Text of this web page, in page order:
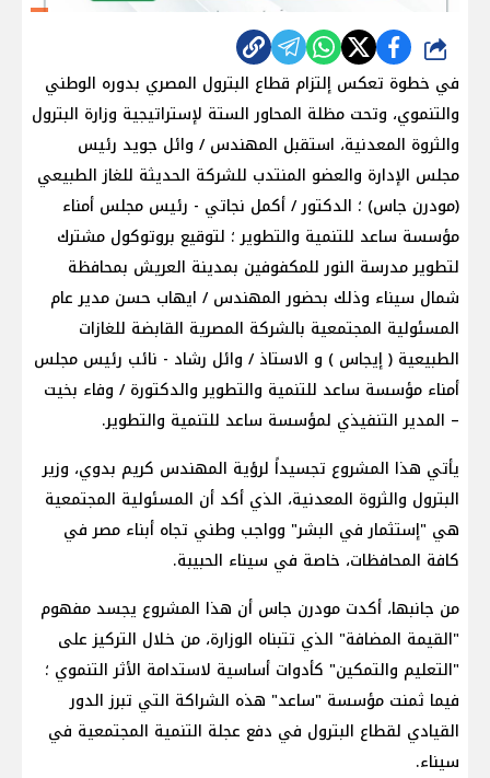
شارك
في خطوة تعكس إلتزام قطاع البترول المصري بدوره الوطني
والتنموي، وتحت مظلة المحاور الستة لإستراتيجية وزارة البترول
والثروة المعدنية، استقبل المهندس / وائل جويد رئيس
مجلس الإدارة والعضو المنتدب للشركة الحديثة للغاز الطبيعي
(مودرن جاس) ؛ الدكتور / أكمل نجاتي - رئيس مجلس أمناء
مؤسسة ساعد للتنمية والتطوير ؛ لتوقيع بروتوكول مشترك
لتطوير مدرسة النور للمكفوفين بمدينة العريش بمحافظة
شمال سيناء وذلك بحضور المهندس / ايهاب حسن مدير عام
المسئولية المجتمعية بالشركة المصرية القابضة للغازات
الطبيعية ( إيجاس ) و الاستاذ / وائل رشاد - نائب رئيس مجلس
أمناء مؤسسة ساعد للتنمية والتطوير والدكتورة / وفاء بخيت
– المدير التنفيذي لمؤسسة ساعد للتنمية والتطوير.
يأتي هذا المشروع تجسيداً لرؤية المهندس كريم بدوي، وزير
البترول والثروة المعدنية، الذي أكد أن المسئولية المجتمعية
هي "إستثمار في البشر" وواجب وطني تجاه أبناء مصر في
كافة المحافظات، خاصة في سيناء الحبيبة.
من جانبها، أكدت مودرن جاس أن هذا المشروع يجسد مفهوم
"القيمة المضافة" الذي تتبناه الوزارة، من خلال التركيز على
"التعليم والتمكين" كأدوات أساسية لاستدامة الأثر التنموي ؛
فيما ثمنت مؤسسة "ساعد" هذه الشراكة التي تبرز الدور
القيادي لقطاع البترول في دفع عجلة التنمية المجتمعية في
سيناء.